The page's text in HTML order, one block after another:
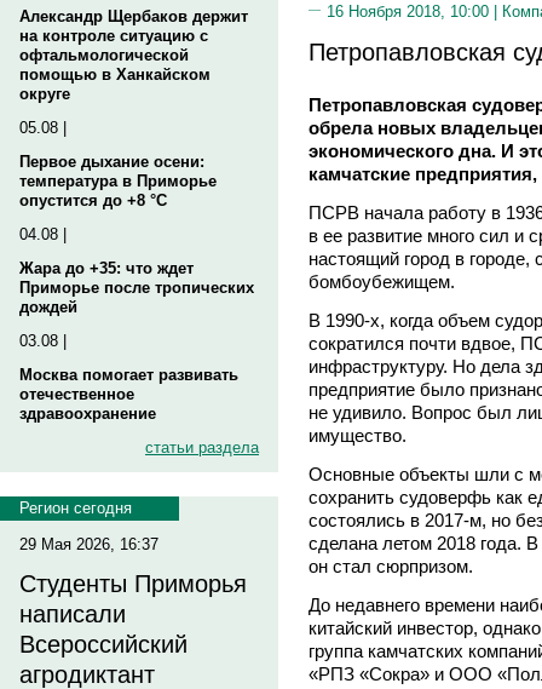
Александр Щербаков держит
на контроле ситуацию с
офтальмологической
помощью в Ханкайском
округе
05.08 |
Первое дыхание осени:
температура в Приморье
опустится до +8 °C
04.08 |
Жара до +35: что ждет
Приморье после тропических
дождей
03.08 |
Москва помогает развивать
отечественное
здравоохранение
статьи раздела
Регион сегодня
29 Мая 2026, 16:37
Студенты Приморья
написали
Всероссийский
агродиктант
16 Ноября 2018, 10:00 |
Петропавловская
Петропавловская
обрела новых
экономического дна. И
камчатские
ПСРВ начала работу в
в ее развитие много сил и
настоящий город в
бомбоубежищем.
В 1990-х, когда объем
сократился почти вдвое,
инфраструктуру. Но дела
предприятие было
не удивило. Вопрос был
имущество.
Основные объекты шли с
сохранить судоверфь как
состоялись в 2017-м, но
сделана летом 2018 года.
он стал сюрпризом.
До недавнего времени
китайский инвестор,
группа камчатских
«РПЗ «Сокра» и ООО